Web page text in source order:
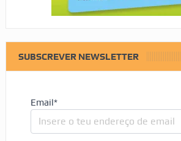
SUBSCREVER NEWSLETTER
Email*